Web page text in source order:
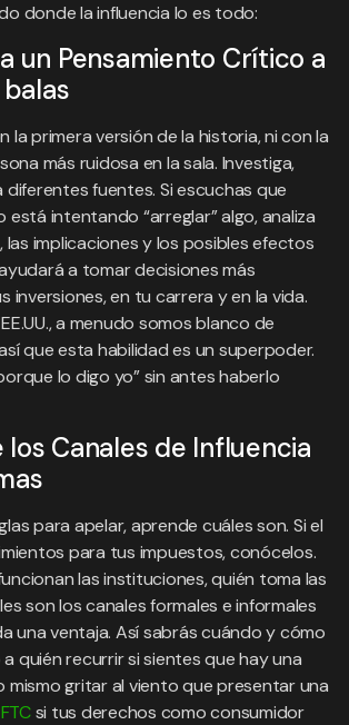
donde la influencia lo es todo:
un Pensamiento Crítico a
la primera versión de la historia, ni con la
más ruidosa en la sala. Investiga,
fuentes. Si escuchas que
está intentando “arreglar” algo, analiza
las implicaciones y los posibles efectos
a tomar decisiones más
inversiones, en tu carrera y en la vida.
a menudo somos blanco de
que esta habilidad es un superpoder.
lo digo yo” sin antes haberlo
los Canales de Influencia
para apelar, aprende cuáles son. Si el
para tus impuestos, conócelos.
las instituciones, quién toma las
son los canales formales e informales
una ventaja. Así sabrás cuándo y cómo
quién recurrir si sientes que hay una
mismo gritar al viento que presentar una
FTCsi tus derechos como consumidor